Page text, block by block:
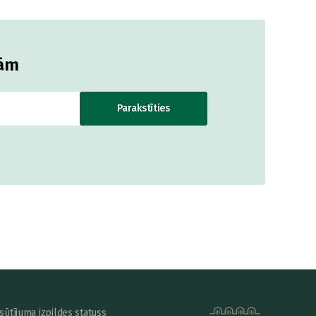
Parakstīties
izpildes statuss